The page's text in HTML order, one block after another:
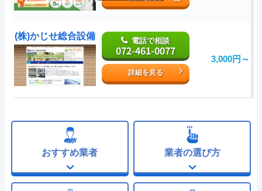
(株)かじせ総合設備 電話で相談
072-461-0077
詳細を見る
3,000円～
おすすめ業者 業者の選び方